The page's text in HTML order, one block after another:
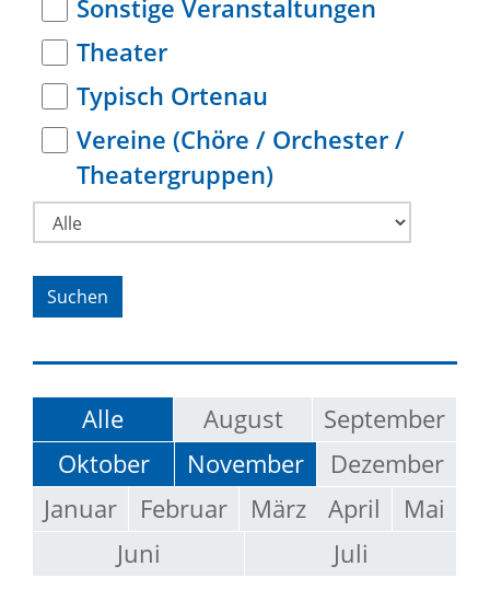
Sonstige Veranstaltungen
Theater
Typisch Ortenau
Vereine (Chöre / Orchester /
Theatergruppen)
Alle August
September
Oktober
November
Dezember
Januar
Februar März April
Mai
Juni
Juli